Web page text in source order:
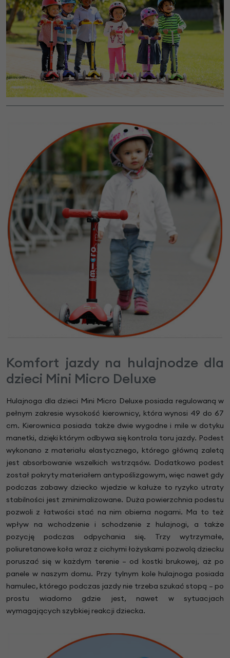
Komfort jazdy na hulajnodze dla
dzieci Mini Micro Deluxe
Hulajnoga dla dzieci Mini Micro Deluxe posiada regulowaną w
pełnym zakresie wysokość kierownicy, która wynosi 49 do 67
cm. Kierownica posiada także dwie wygodne i mile w dotyku
manetki, dzięki którym odbywa się kontrola toru jazdy. Podest
wykonano z materiału elastycznego, którego główną zaletą
jest absorbowanie wszelkich wstrząsów. Dodatkowo podest
został pokryty materiałem antypoślizgowym, więc nawet gdy
podczas zabawy dziecko wjedzie w kałuże to ryzyko utraty
stabilności jest zminimalizowane. Duża powierzchnia podestu
pozwoli z łatwości stać na nim obiema nogami. Ma to też
wpływ na wchodzenie i schodzenie z hulajnogi, a także
pozycję podczas odpychania się. Trzy wytrzymałe,
poliuretanowe koła wraz z cichymi łożyskami pozwolą dziecku
poruszać się w każdym terenie – od kostki brukowej, aż po
panele w naszym domu. Przy tylnym kole hulajnoga posiada
hamulec, którego podczas jazdy nie trzeba szukać stopą – po
prostu wiadomo gdzie jest, nawet w sytuacjach
wymagających szybkiej reakcji dziecka.